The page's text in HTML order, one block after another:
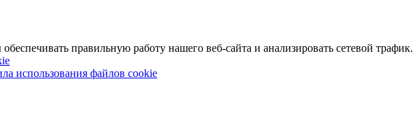
правильную работу нашего веб-сайта и анализировать сетевой трафик.
использования файлов cookie